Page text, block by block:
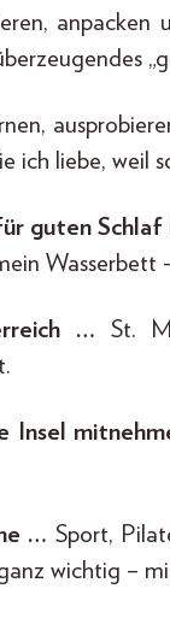
anpacken
ich liebe, weil
guten
… St.
Insel
… Sport,
wichtig –